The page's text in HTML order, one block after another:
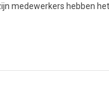
medewerkers hebben